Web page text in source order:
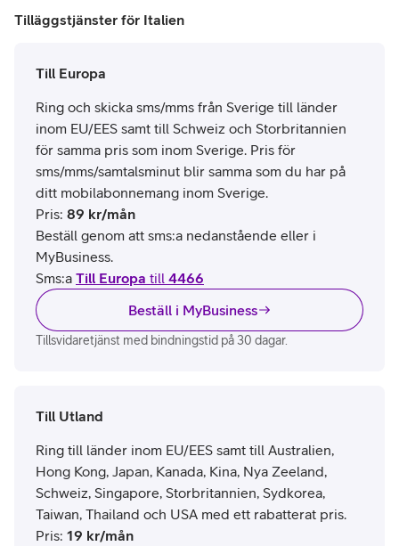
Tilläggstjänster för Italien
Till Europa
Ring och skicka sms/mms från Sverige till länder
inom EU/EES samt till Schweiz och Storbritannien
för samma pris som inom Sverige. Pris för
sms/mms/samtalsminut blir samma som du har på
ditt mobilabonnemang inom Sverige.
Pris: 89 kr/mån
Beställ genom att sms:a nedanstående eller i
MyBusiness.
Sms:a Till Europa till 4466
Beställ i MyBusiness
Tillsvidaretjänst med bindningstid på 30 dagar.
Till Utland
Ring till länder inom EU/EES samt till Australien,
Hong Kong, Japan, Kanada, Kina, Nya Zeeland,
Schweiz, Singapore, Storbritannien, Sydkorea,
Taiwan, Thailand och USA med ett rabatterat pris.
Pris: 19 kr/mån